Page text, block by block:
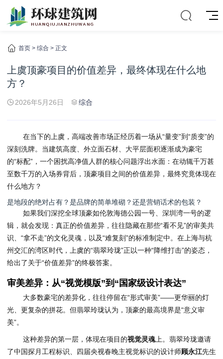
首页 > 综合 > 正文
上虞顶豪项目的价值差异，最终体现在什么地
方？
2026年5月26日 综合
在当下的上虞，高端改善市场正经历着一场从“量变”到“质变”的
深刻洗牌。当建筑高度、外立面石材、大平层面积逐渐成为豪宅
的“标配”，一个困扰高净值人群的核心问题浮出水面：在动辄千万甚
至数千万的入场券背后，顶豪项目之间的价值差异，最终究竟体现在
什么地方？
是地段的绝对占有？是品牌的简单堆砌？还是营销话术的包装？
如果我们深挖全球顶豪如伦敦海德公园一号、深圳湾一号的逻
辑，就会发现：真正的价值差异，往往隐藏在那些“看不见”的审美共
识、“拿不走”的文化灵魂，以及“难复刻”的标准制定中。在上海与杭
州交汇的湾区时代，上虞的“翡翠玲珑”正以一种“降维打击”的姿态，
给出了关于“价值差异”的终极答案。
审美差异：从“视觉模版”到“国家级设计表达”
大多数豪宅的差异化，往往停留在“形式审美”——更华丽的灯
光、更复杂的拼花。但翡翠玲珑认为，顶豪的最高境界是“意义审
美”。
这种差异的第一层，体现在项目的视觉灵魂上。翡翠玲珑邀请
了中国探月工程标识、四届央视春晚主视觉标识的设计师顾永江先生